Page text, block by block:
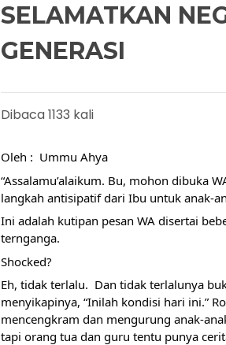
SELAMATKAN
GENERASI
Dibaca 1133 kali
Oleh :  Ummu Ahya
“Assalamu’alaikum. Bu, mohon dibuka
langkah antisipatif dari Ibu untuk anak-
Ini adalah kutipan pesan WA disertai
ternganga.
Shocked?
Eh, tidak terlalu.  Dan tidak terlalunya
menyikapinya, “Inilah kondisi hari ini.”
mencengkram dan mengurung anak-
tapi orang tua dan guru tentu punya